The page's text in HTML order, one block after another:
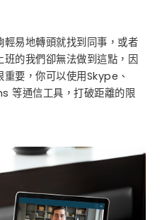
易地轉頭就找到同事，或者
的我們卻無法做到這點，因
要，你可以使用Skype、
通信工具，打破距離的限